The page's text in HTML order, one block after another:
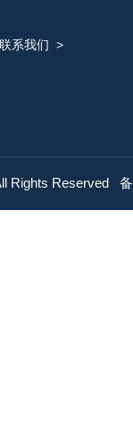
联系我们 >
Rights Reserved